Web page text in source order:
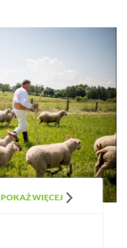
POKAŻ WIĘCEJ